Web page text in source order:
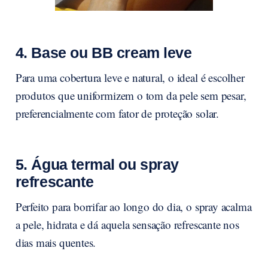
4. Base ou BB cream leve
Para uma cobertura leve e natural, o ideal é escolher
produtos que uniformizem o tom da pele sem pesar,
preferencialmente com fator de proteção solar.
5. Água termal ou spray
refrescante
Perfeito para borrifar ao longo do dia, o spray acalma
a pele, hidrata e dá aquela sensação refrescante nos
dias mais quentes.